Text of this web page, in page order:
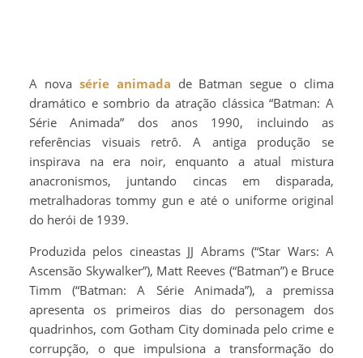
A nova série animada de Batman segue o clima
dramático e sombrio da atração clássica “Batman: A
Série Animada” dos anos 1990, incluindo as
referências visuais retrô. A antiga produção se
inspirava na era noir, enquanto a atual mistura
anacronismos, juntando cincas em disparada,
metralhadoras tommy gun e até o uniforme original
do herói de 1939.
Produzida pelos cineastas JJ Abrams (“Star Wars: A
Ascensão Skywalker”), Matt Reeves (“Batman”) e Bruce
Timm (“Batman: A Série Animada”), a premissa
apresenta os primeiros dias do personagem dos
quadrinhos, com Gotham City dominada pelo crime e
corrupção, o que impulsiona a transformação do